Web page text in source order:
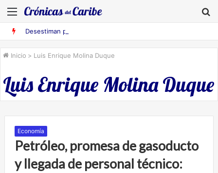
Menú
Inicio > Luis Enrique Molina Duque
Luis Enrique Molina Duque
Economía
Petróleo, promesa de gasoducto
y llegada de personal técnico: